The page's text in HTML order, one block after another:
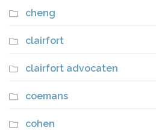
cheng
clairfort
clairfort advocaten
coemans
cohen